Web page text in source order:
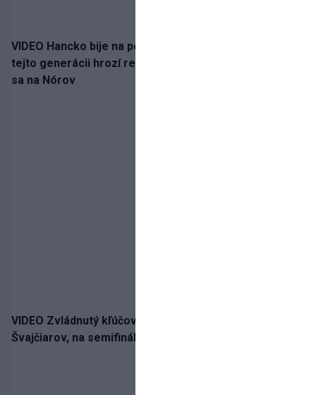
VIDEO Hancko bije na poplach! Zaspali sme dobu, po
tejto generácii hrozí reprezentačné prázdno. Pozrime
sa na Nórov
VIDEO Zvládnutý kľúčový krok! Osemnástka zdolala
Švajčiarov, na semifinále potrebuje pomoc favorita